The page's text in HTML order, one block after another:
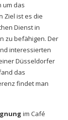
um das
Ziel ist es die
Dienst in
zu befähigen. Der
interessierten
Düsseldorfer
das
findet man
im Café